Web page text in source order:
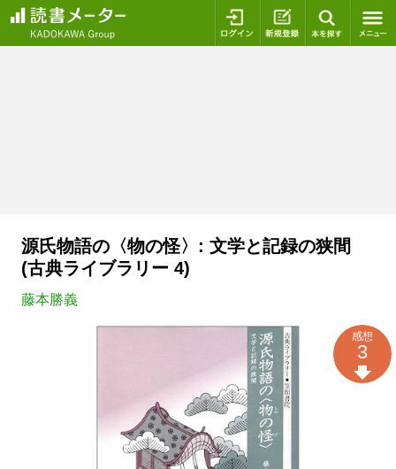
ログイン 新規登録
源氏物語の〈物の怪〉: 文学と記録の狭間
(古典ライブラリー 4)
藤本勝義
感想
3